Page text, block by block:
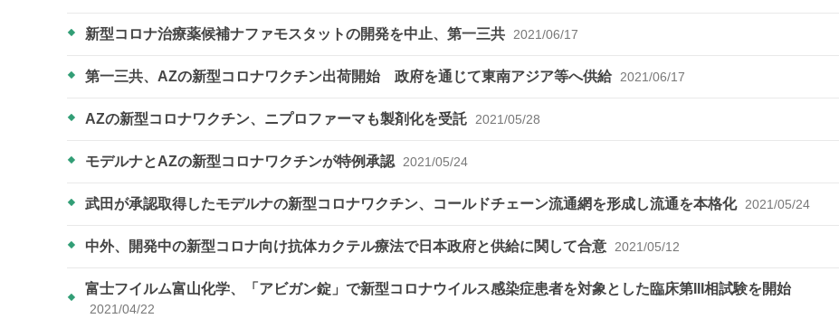
新型コロナ治療薬候補ナファモスタットの開発を中止、第一三共 2021/06/17
第一三共、AZの新型コロナワクチン出荷開始 政府を通じて東南アジア等へ供給 2021/06/17
AZの新型コロナワクチン、ニプロファーマも製剤化を受託 2021/05/28
モデルナとAZの新型コロナワクチンが特例承認 2021/05/24
武田が承認取得したモデルナの新型コロナワクチン、コールドチェーン流通網を形成し流通を本格化 2021/05/24
中外、開発中の新型コロナ向け抗体カクテル療法で日本政府と供給に関して合意 2021/05/12
富士フイルム富山化学、「アビガン錠」で新型コロナウイルス感染症患者を対象とした臨床第III相試験を開始
2021/04/22